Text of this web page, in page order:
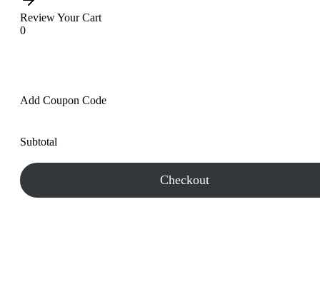
Review Your Cart
0
Add Coupon Code
Subtotal
Checkout